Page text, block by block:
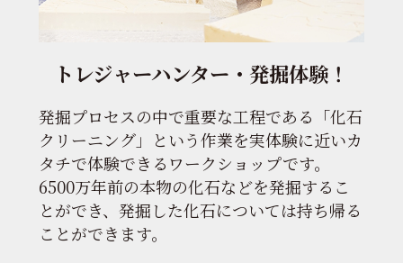
トレジャーハンター・ 発掘体験！
発掘プロセスの中で重要な工程である「化石
クリーニング」という作業を実体験に近いカ
タチで体験できるワークショップです。
6500万年前の本物の化⽯などを発掘するこ
とができ、発掘した化⽯については持ち帰る
ことができます。